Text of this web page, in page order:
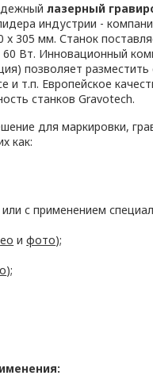
лазерный
индустрии -
x 305 мм. Станок
Вт. Инновационный
позволяет
и т.п. Европейское
станков Gravotech.
для маркировки,
как:
с применением
ифото);
);